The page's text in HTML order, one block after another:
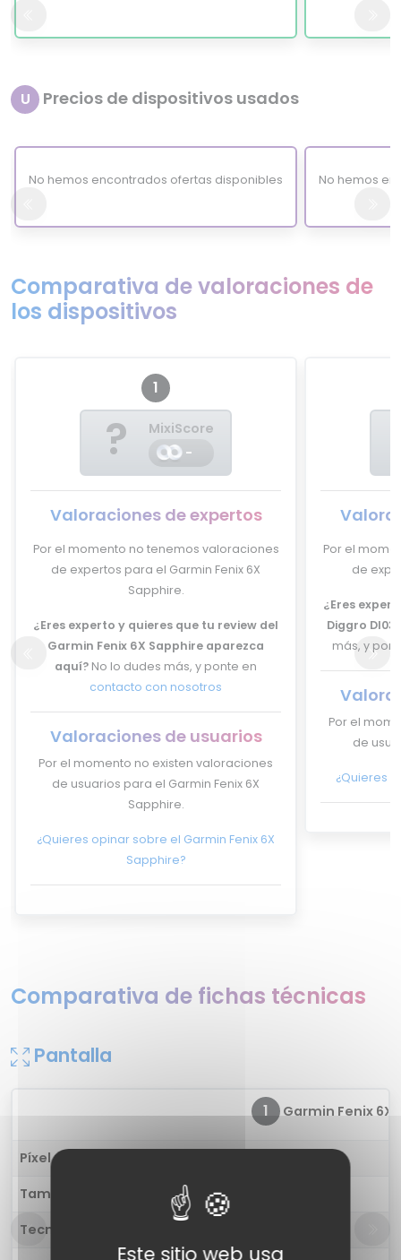
U Precios de dispositivos usados
No hemos encontrados ofertas disponibles No hemos
Comparativa de valoraciones de
los dispositivos
1
?
MixiScore
-
Valoraciones de expertos
Por el momento no tenemos valoraciones
de expertos para el Garmin Fenix 6X
Sapphire.
¿Eres experto y quieres que tu review del
Garmin Fenix 6X Sapphire aparezca
aquí? No lo dudes más, y ponte en
contacto con nosotros
Valoraciones de usuarios
Por el momento no existen valoraciones
de usuarios para el Garmin Fenix 6X
Sapphire.
¿Quieres opinar sobre el Garmin Fenix 6X
Sapphire?
Por el
de
¿Eres
Diggro
más, y
Por el
de
¿Quieres
Comparativa de fichas técnicas
Pantalla
1 Garmin Fenix 6X
Píxel por pulgada
Tamaño
Tecnología
Este sitio web usa